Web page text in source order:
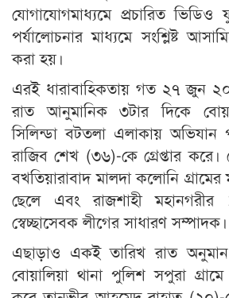
যোগাযোগমাধ্যমে প্রচারিত ভিডিও
পর্যালোচনার মাধ্যমে সংশ্লিষ্ট
করা হয়।
এরই ধারাবাহিকতায় গত ২৭ জুন
রাত আনুমানিক ৩টার দিকে
সিলিন্ডা বটতলা এলাকায় অভিযান
রাজিব শেখ (৩৬)-কে গ্রেপ্তার করে।
বখতিয়ারাবাদ মালদা কলোনি
ছেলে এবং রাজশাহী মহানগরীর
স্বেচ্ছাসেবক লীগের সাধারণ সম্পাদক।
এছাড়াও একই তারিখ রাত
বোয়ালিয়া থানা পুলিশ সপুরা